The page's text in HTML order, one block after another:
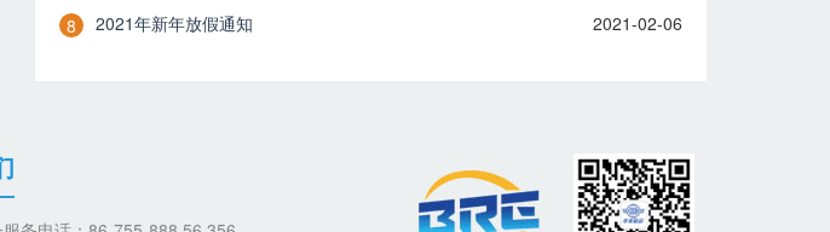
8
2021年新年放假通知 2021-02-06